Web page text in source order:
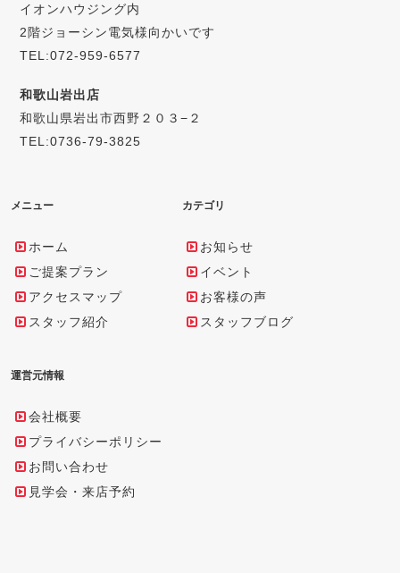
イオンハウジング内
2階ジョーシン電気様向かいです
TEL:072-959-6577
和歌山岩出店
和歌山県岩出市西野２０３−２
TEL:0736-79-3825
メニュー
ホーム
ご提案プラン
アクセスマップ
スタッフ紹介
カテゴリ
お知らせ
イベント
お客様の声
スタッフブログ
運営元情報
会社概要
プライバシーポリシー
お問い合わせ
見学会・来店予約